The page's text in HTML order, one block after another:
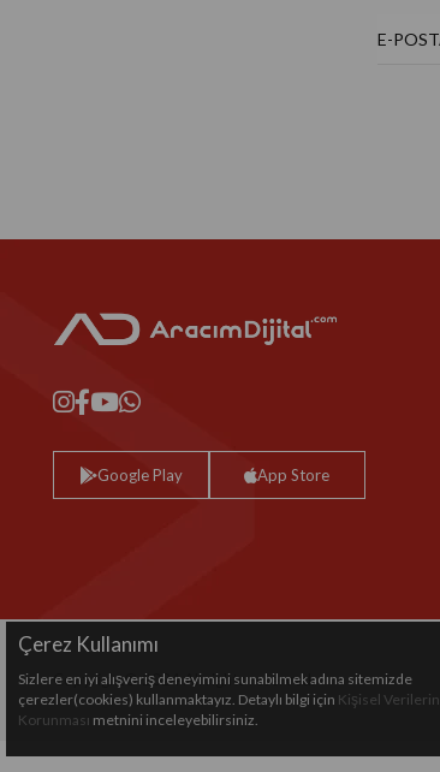
Google Play App Store
Copyright© 2024 All rights reserved.
Çerez Kullanımı
Sizlere en iyi alışveriş deneyimini sunabilmek adına sitemizde
çerezler(cookies) kullanmaktayız. Detaylı bilgi için Kişisel Verilerin
Korunması metnini inceleyebilirsiniz.